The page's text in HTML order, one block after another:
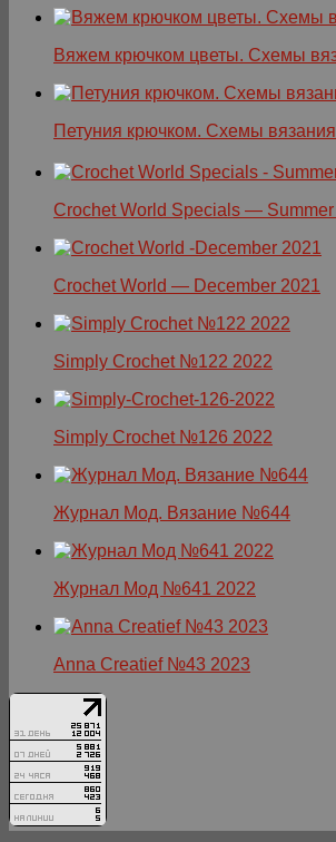
Вяжем крючком цветы. Схемы
Петуния крючком. Схемы
Crochet World Specials — Summer
Crochet World — December 2021
Simply Crochet №122 2022
Simply Crochet №126 2022
Журнал Мод. Вязание №644
Журнал Мод №641 2022
Anna Creatief №43 2023